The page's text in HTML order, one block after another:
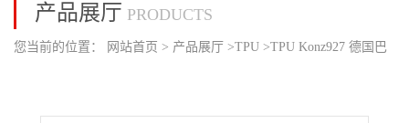
产品展厅 PRODUCTS
您当前的位置： 网站首页 > 产品展厅 >TPU >TPU Konz927 德国巴